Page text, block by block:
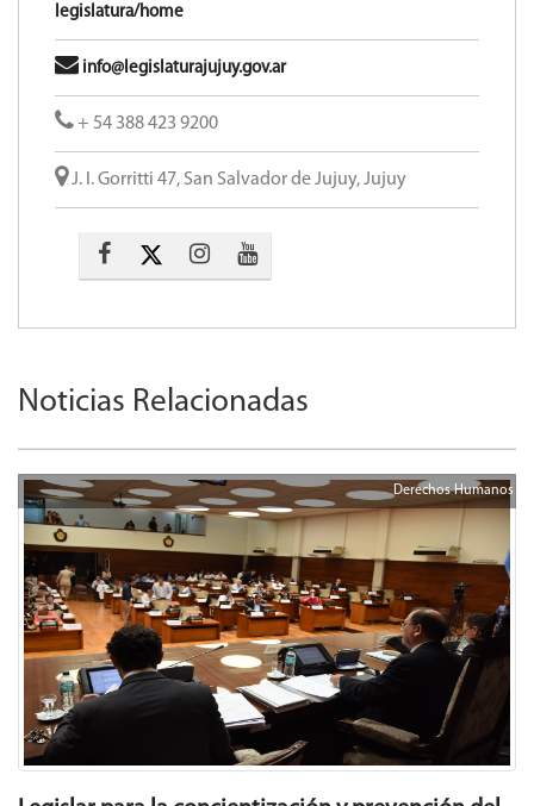
legislatura/home
info@legislaturajujuy.gov.ar
+ 54 388 423 9200
J. I. Gorritti 47, San Salvador de Jujuy, Jujuy
Noticias Relacionadas
Derechos Humanos